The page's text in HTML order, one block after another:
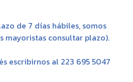
de 7 días hábiles, somos
mayoristas consultar plazo).
escribirnos al 223 695 5047